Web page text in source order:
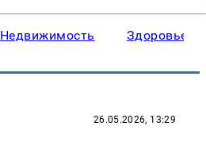
Недвижимость Здоровье
26.05.2026, 13:29